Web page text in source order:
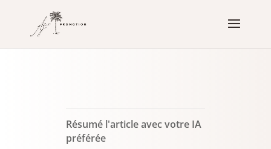
Résumé l'article avec votre IA
préférée